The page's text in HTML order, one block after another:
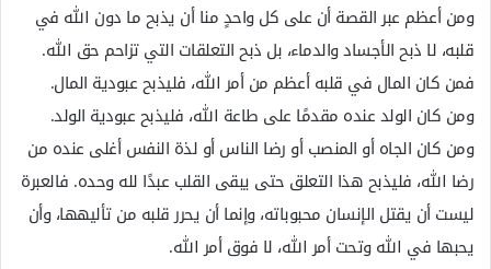
ومن أعظم عبر القصة أن على كل واحدٍ منا أن يذبح ما دون الله في
قلبه، لا ذبح الأجساد والدماء، بل ذبح التعلقات التي تزاحم حق الله.
فمن كان المال في قلبه أعظم من أمر الله، فليذبح عبودية المال.
ومن كان الولد عنده مقدمًا على طاعة الله، فليذبح عبودية الولد.
ومن كان الجاه أو المنصب أو رضا الناس أو لذة النفس أغلى عنده من
رضا الله، فليذبح هذا التعلق حتى يبقى القلب عبدًا لله وحده. فالعبرة
ليست أن يقتل الإنسان محبوباته، وإنما أن يحرر قلبه من تأليهها، وأن
يحبها في الله وتحت أمر الله، لا فوق أمر الله.